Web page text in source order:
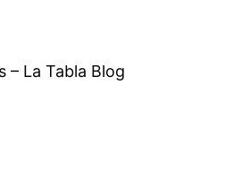
La Tabla Blog